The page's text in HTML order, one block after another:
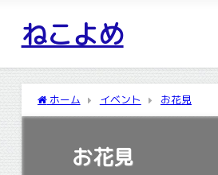
ねこよめ
ホーム イベント お花見
お花見